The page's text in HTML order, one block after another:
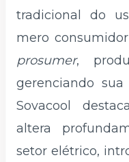
tradicional do
mero
prosumer,
gerenciando
Sovacool
altera
setor elétrico,